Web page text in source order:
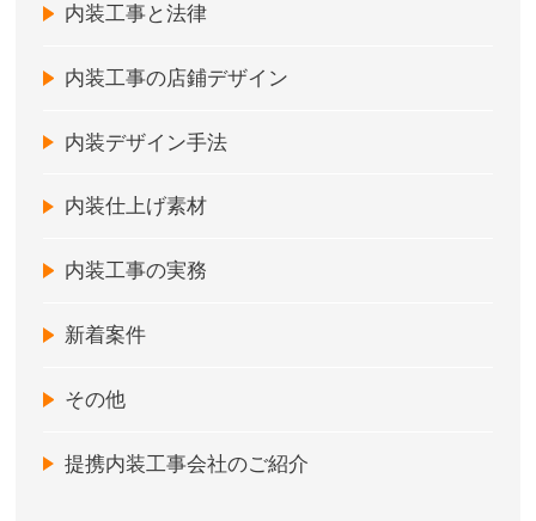
内装工事と法律
内装工事の店鋪デザイン
内装デザイン手法
内装仕上げ素材
内装工事の実務
新着案件
その他
提携内装工事会社のご紹介